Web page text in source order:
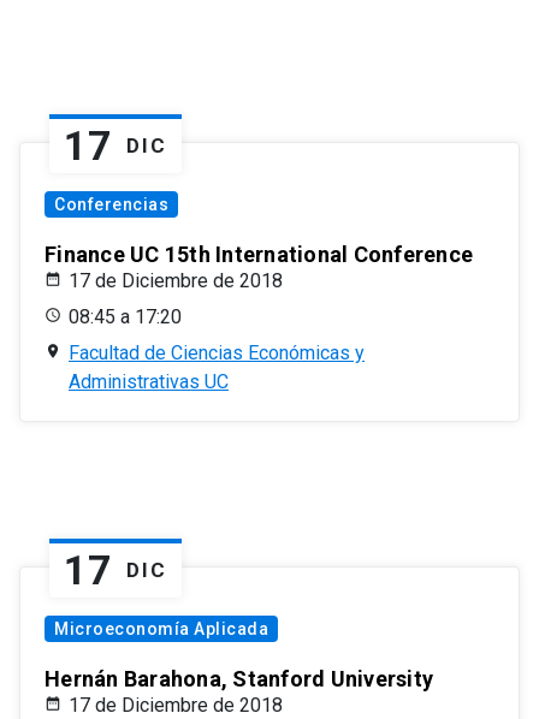
17 DIC
Conferencias
Finance UC 15th International Conference
17 de Diciembre de 2018
08:45 a 17:20
Facultad de Ciencias Económicas y
Administrativas UC
17 DIC
Microeconomía Aplicada
Hernán Barahona, Stanford University
17 de Diciembre de 2018